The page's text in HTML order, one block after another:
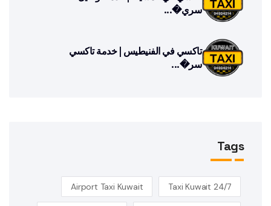
سري�...
تاكسي في الفنيطيس | خدمة تاكسي
سر�...
Tags
24/7 Taxi Kuwait
Airport Taxi Kuwait